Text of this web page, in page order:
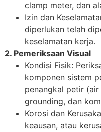
clamp meter, dan
Izin dan
diperlukan telah
keselamatan kerja.
2. Pemeriksaan Visual
Kondisi Fisik:
komponen sistem
penangkal petir
grounding, dan
Korosi dan
keausan, atau